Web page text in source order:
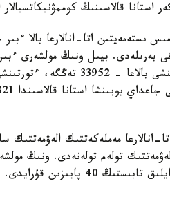
قالاسىنىڭ كوممۋنيكاتسيالار
ىستەمەيتىن اتا-انالارعا بالا
مەملەكەتتىك الەۋمەتتىك
تولەم تولەنەدى. ونىڭ
40 پايىزىن قۇرايدى.